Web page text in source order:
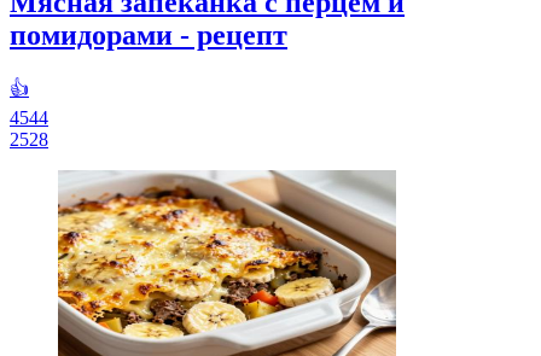
помидорами - рецепт
👍
4544
2528